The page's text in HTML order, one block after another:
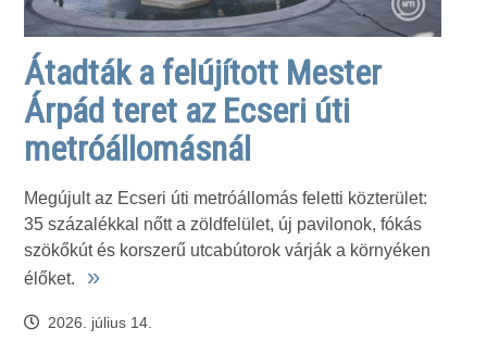
Átadták a felújított Mester
Árpád teret az Ecseri úti
metróállomásnál
Megújult az Ecseri úti metróállomás feletti közterület:
35 százalékkal nőtt a zöldfelület, új pavilonok, fókás
szökőkút és korszerű utcabútorok várják a környéken
élőket.
»
2026. július 14.